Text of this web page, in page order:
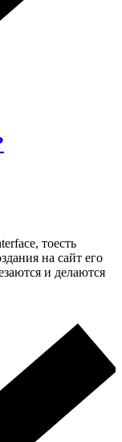
тоесть
на сайт его
и делаются